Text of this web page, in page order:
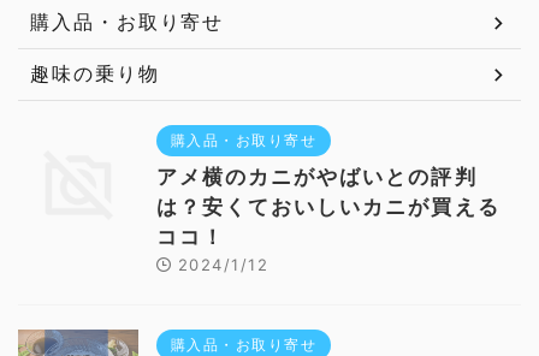
購入品・お取り寄せ
趣味の乗り物
購入品・お取り寄せ
アメ横のカニがやばいとの評判
は？安くておいしいカニが買える
ココ！
2024/1/12
購入品・お取り寄せ